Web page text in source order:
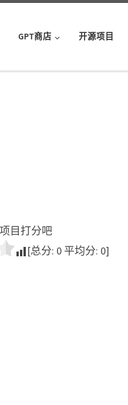
GPT商店 开源项目
目打分吧
[总分: 0 平均分: 0]